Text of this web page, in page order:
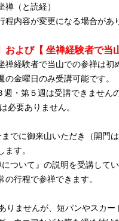
と読経）
が変更になる場合があ
および【 坐禅経験者で
禅経験者で当山での参禅は
金曜日のみ受講可能です。
週・第５週は受講できません
必要ありません。
でに御来山いただき（開門
す。
ついて』の説明を受講して
行程で参禅できます。
ませんが、短パンやスカー